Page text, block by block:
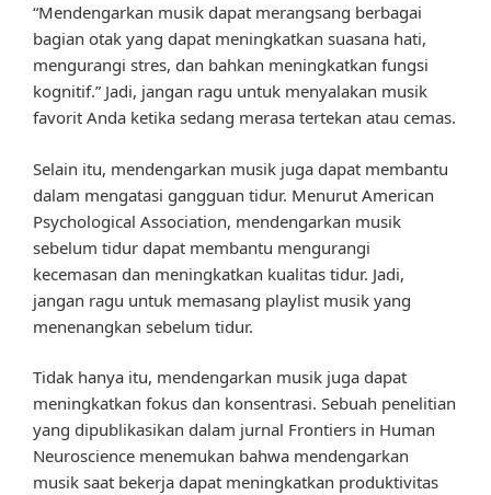
“Mendengarkan musik dapat merangsang berbagai
bagian otak yang dapat meningkatkan suasana hati,
mengurangi stres, dan bahkan meningkatkan fungsi
kognitif.” Jadi, jangan ragu untuk menyalakan musik
favorit Anda ketika sedang merasa tertekan atau cemas.
Selain itu, mendengarkan musik juga dapat membantu
dalam mengatasi gangguan tidur. Menurut American
Psychological Association, mendengarkan musik
sebelum tidur dapat membantu mengurangi
kecemasan dan meningkatkan kualitas tidur. Jadi,
jangan ragu untuk memasang playlist musik yang
menenangkan sebelum tidur.
Tidak hanya itu, mendengarkan musik juga dapat
meningkatkan fokus dan konsentrasi. Sebuah penelitian
yang dipublikasikan dalam jurnal Frontiers in Human
Neuroscience menemukan bahwa mendengarkan
musik saat bekerja dapat meningkatkan produktivitas